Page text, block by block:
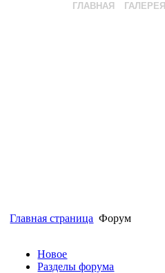
ГЛАВНАЯ ГАЛЕРЕЯ
Главная страница Форум
Новое
Разделы форума